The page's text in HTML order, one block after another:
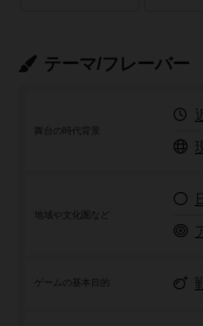
テーマ/フレーバー
舞台の時代背景
地域や文化圏など
ゲームの基本目的